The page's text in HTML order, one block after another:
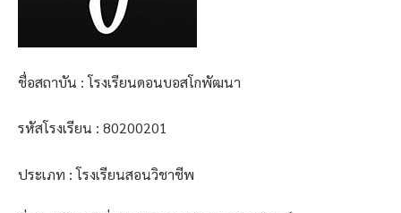
ชื่อสถาบัน : โรงเรียนดอนบอสโกพัฒนา
รหัสโรงเรียน : 80200201
ประเภท : โรงเรียนสอนวิชาชีพ